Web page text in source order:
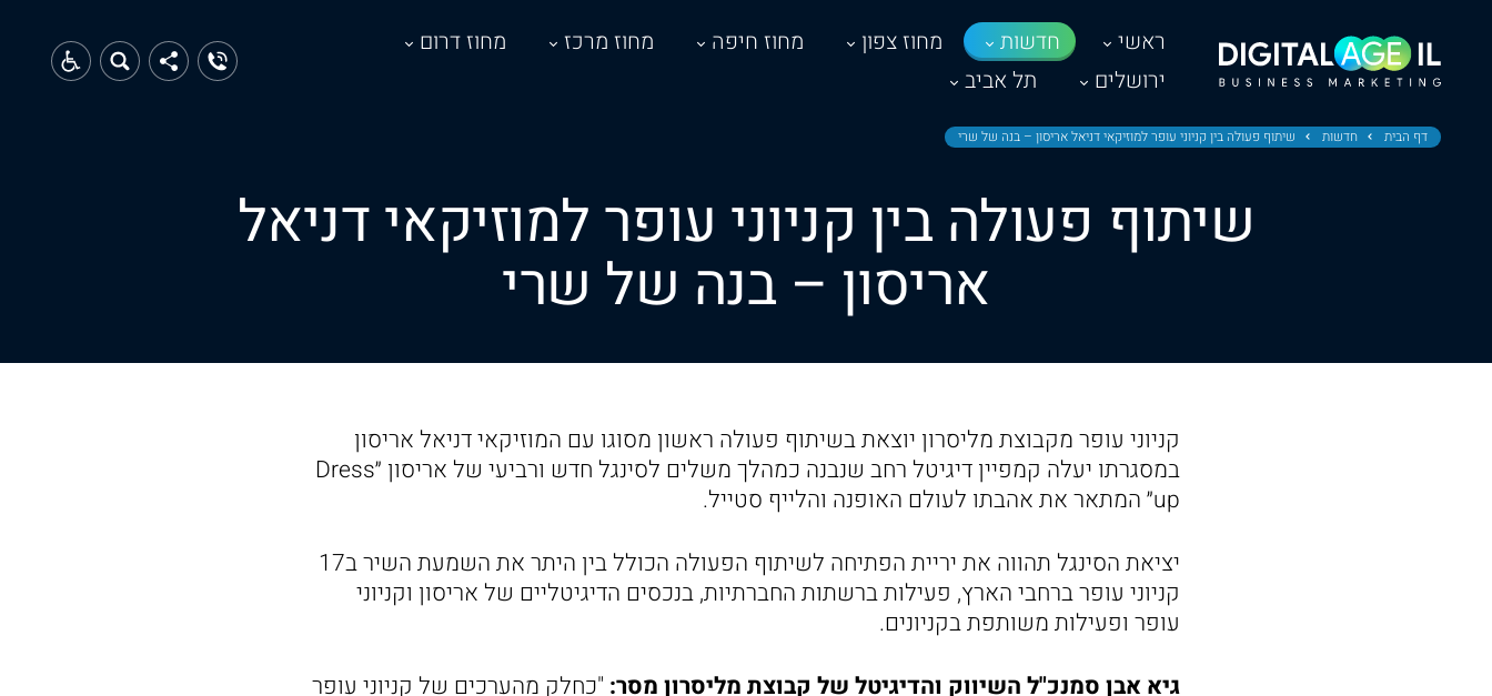
ראשי חדשות מחוז צפון מחוז חיפה מחוז מרכז
מחוז דרום
ירושלים
תל אביב
דף הבית חדשות שיתוף פעולה בין קניוני עופר למוזיקאי דניאל אריסון – בנה של שרי
שיתוף פעולה בין קניוני עופר למוזיקאי דניאל
אריסון – בנה של שרי
קניוני עופר מקבוצת מליסרון יוצאת בשיתוף פעולה ראשון מסוגו עם המוזיקאי דניאל אריסון
במסגרתו יעלה קמפיין דיגיטל רחב שנבנה כמהלך משלים לסינגל חדש ורביעי של אריסון ״Dress
up״ המתאר את אהבתו לעולם האופנה והלייף סטייל.
יציאת הסינגל תהווה את יריית הפתיחה לשיתוף הפעולה הכולל בין היתר את השמעת השיר ב17
קניוני עופר ברחבי הארץ, פעילות ברשתות החברתיות, בנכסים הדיגיטליים של אריסון וקניוני
עופר ופעילות משותפת בקניונים.
גיא אבן סמנכ"ל השיווק והדיגיטל של קבוצת מליסרון מסר: "כחלק מהערכים של קניוני עופר